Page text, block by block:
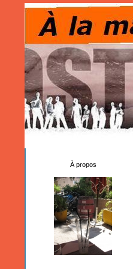
À propos